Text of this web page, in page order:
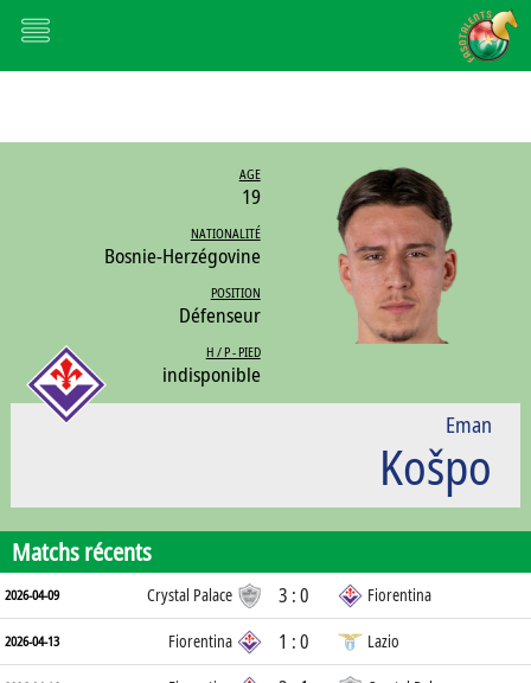
AGE
19
NATIONALITÉ
Bosnie-Herzégovine
POSITION
Défenseur
H / P - PIED
indisponible
Eman
Košpo
Matchs récents
2026-04-09 Crystal Palace 3 : 0 Fiorentina
2026-04-13 Fiorentina 1 : 0 Lazio